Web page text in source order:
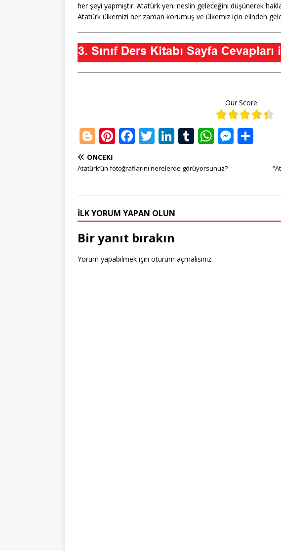
her şeyi yapmıştır. Atatürk yeni neslin geleceğini düşünerek
Atatürk ülkemizi her zaman korumuş ve ülkemiz için elinden
Our Score
Bl
o
g
r
Pi
te
st
F
c
o
o
k
T
it
Li
k
n
T
m
W
at
p
M
g
ÖNCEKI
Atatürk’ün fotoğraflarını nerelerde görüyorsunuz?
İLK YORUM YAPAN OLUN
Bir yanıt bırakın
Yorum yapabilmek için oturum açmalısınız.